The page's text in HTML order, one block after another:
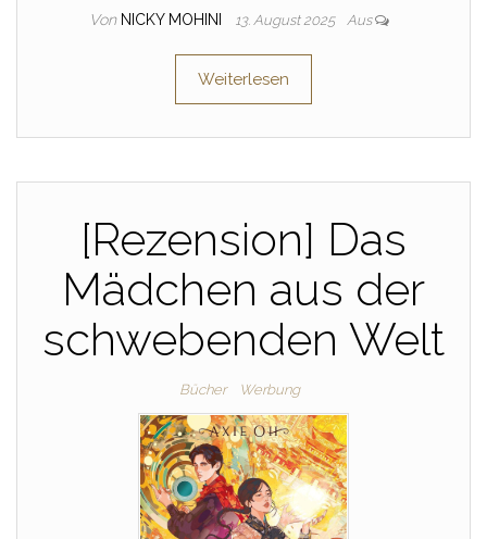
Von NICKY MOHINI 13. August 2025 Aus
Weiterlesen
[Rezension] Das
Mädchen aus der
schwebenden Welt
Bücher Werbung